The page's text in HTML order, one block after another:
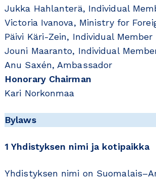
Jukka Hahlanterä, Individual
Victoria Ivanova, Ministry for
Päivi Käri-Zein, Individual Member
Jouni Maaranto, Individual
Anu Saxén, Ambassador
Honorary Chairman
Kari Norkonmaa
Bylaws
1 Yhdistyksen nimi ja kotipaikka
Yhdistyksen nimi on